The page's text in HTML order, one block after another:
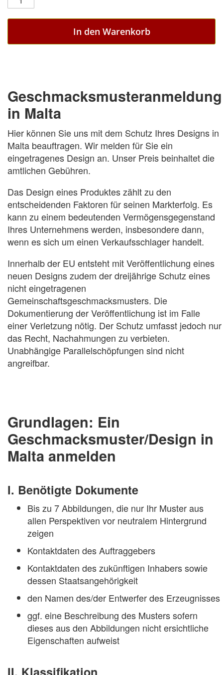
In den Warenkorb
Geschmacksmusteranmeldung
in Malta
Hier können Sie uns mit dem Schutz Ihres Designs in
Malta beauftragen. Wir melden für Sie ein
eingetragenes Design an. Unser Preis beinhaltet die
amtlichen Gebühren.
Das Design eines Produktes zählt zu den
entscheidenden Faktoren für seinen Markterfolg. Es
kann zu einem bedeutenden Vermögensgegenstand
Ihres Unternehmens werden, insbesondere dann,
wenn es sich um einen Verkaufsschlager handelt.
Innerhalb der EU entsteht mit Veröffentlichung eines
neuen Designs zudem der dreijährige Schutz eines
nicht eingetragenen
Gemeinschaftsgeschmacksmusters. Die
Dokumentierung der Veröffentlichung ist im Falle
einer Verletzung nötig. Der Schutz umfasst jedoch nur
das Recht, Nachahmungen zu verbieten.
Unabhängige Parallelschöpfungen sind nicht
angreifbar.
Grundlagen: Ein
Geschmacksmuster/Design in
Malta anmelden
I. Benötigte Dokumente
Bis zu 7 Abbildungen, die nur Ihr Muster aus
allen Perspektiven vor neutralem Hintergrund
zeigen
Kontaktdaten des Auftraggebers
Kontaktdaten des zukünftigen Inhabers sowie
dessen Staatsangehörigkeit
den Namen des/der Entwerfer des Erzeugnisses
ggf. eine Beschreibung des Musters sofern
dieses aus den Abbildungen nicht ersichtliche
Eigenschaften aufweist